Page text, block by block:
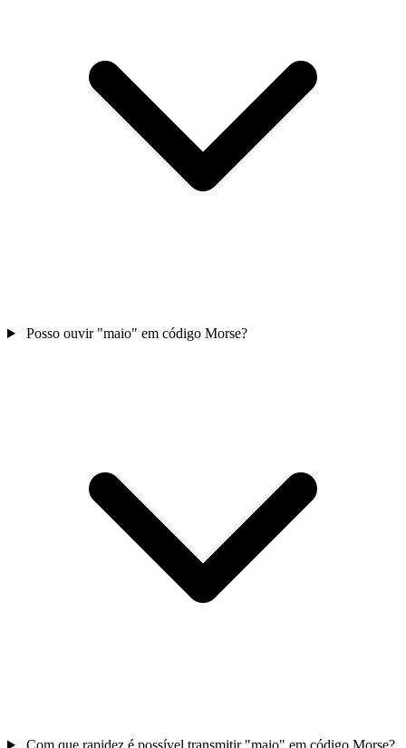
Posso ouvir "maio" em código Morse?
Com que rapidez é possível transmitir "maio" em código Morse?